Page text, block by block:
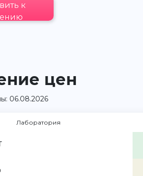
к
цен
06.08.2026
Лаборатория